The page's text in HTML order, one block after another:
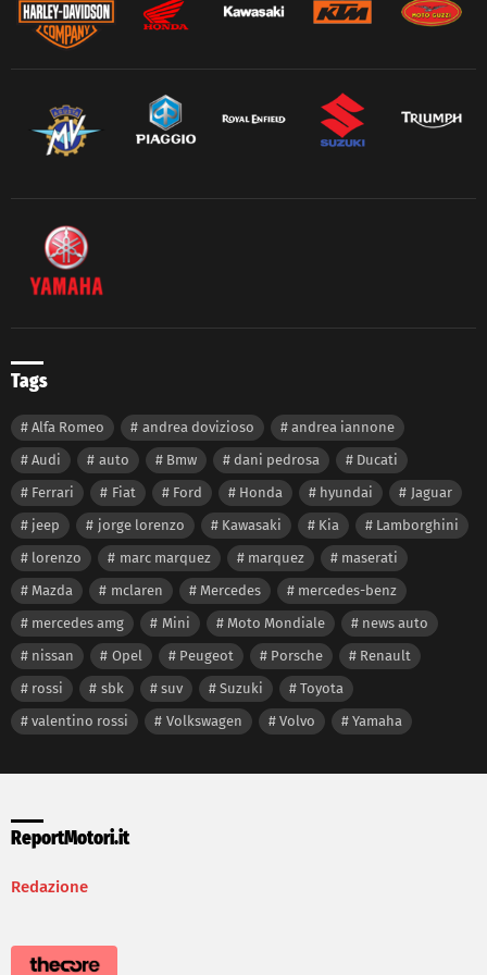
Tags
Alfa Romeo andrea dovizioso
andrea iannone
Audi
auto Bmw dani pedrosa
Ducati
Ferrari
Fiat Ford Honda hyundai
Jaguar
jeep
jorge lorenzo Kawasaki Kia
Lamborghini
lorenzo
marc marquez marquez
maserati
Mazda
mclaren Mercedes
mercedes-benz
mercedes amg
Mini Moto Mondiale
news auto
nissan
Opel Peugeot Porsche
Renault
rossi
sbk suv Suzuki
Toyota
valentino rossi
Volkswagen Volvo Yamaha
ReportMotori.it
Redazione